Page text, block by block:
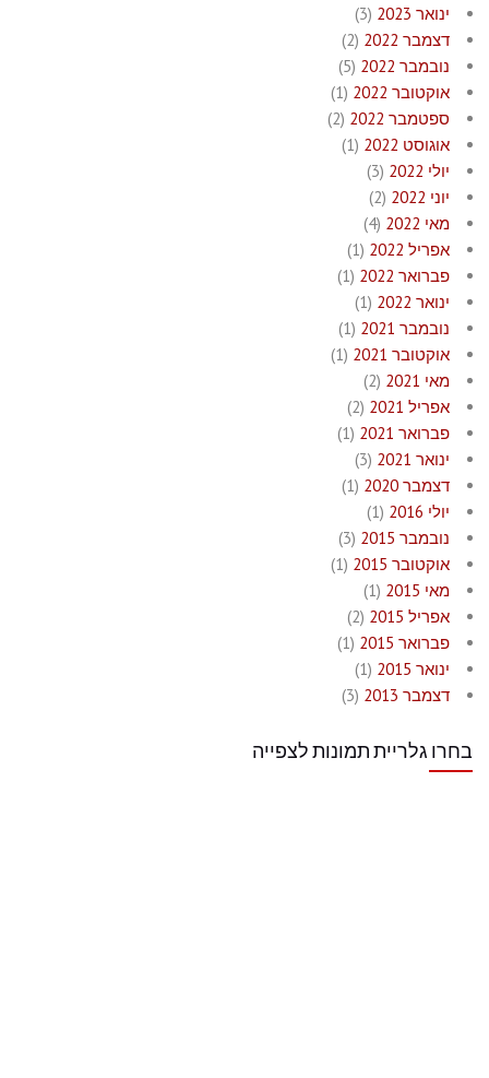
ינואר 2023
(3)
דצמבר 2022
(2)
נובמבר 2022
(5)
אוקטובר 2022
(1)
ספטמבר 2022
(2)
אוגוסט 2022
(1)
יולי 2022
(3)
יוני 2022
(2)
מאי 2022
(4)
אפריל 2022
(1)
פברואר 2022
(1)
ינואר 2022
(1)
נובמבר 2021
(1)
אוקטובר 2021
(1)
מאי 2021
(2)
אפריל 2021
(2)
פברואר 2021
(1)
ינואר 2021
(3)
דצמבר 2020
(1)
יולי 2016
(1)
נובמבר 2015
(3)
אוקטובר 2015
(1)
מאי 2015
(1)
אפריל 2015
(2)
פברואר 2015
(1)
ינואר 2015
(1)
דצמבר 2013
(3)
בחרו גלריית תמונות לצפייה